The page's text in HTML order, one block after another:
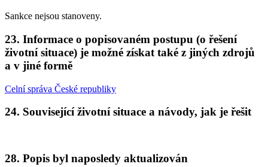
Sankce nejsou stanoveny.
23. Informace o popisovaném postupu (o řešení
životní situace) je možné získat také z jiných zdrojů
a v jiné formě
Celní správa České republiky
24. Související životní situace a návody, jak je řešit
28. Popis byl naposledy aktualizován